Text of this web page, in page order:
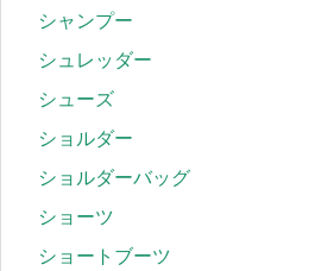
シャンプー
シュレッダー
シューズ
ショルダー
ショルダーバッグ
ショーツ
ショートブーツ